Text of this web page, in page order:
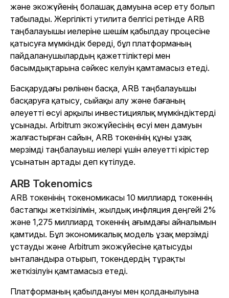
және экожүйенің болашақ дамуына әсер ету болып
табылады. Жергілікті утилита белгісі ретінде ARB
таңбалауышы иелеріне шешім қабылдау процесіне
қатысуға мүмкіндік береді, бұл платформаның
пайдаланушылардың қажеттіліктері мен
басымдықтарына сәйкес келуін қамтамасыз етеді.
Басқарудағы рөлінен басқа, ARB таңбалауышы
басқаруға қатысу, сыйақы алу және бағаның
әлеуетті өсуі арқылы инвестициялық мүмкіндіктерді
ұсынады. Arbitrum экожүйесінің өсуі мен дамуын
жалғастырған сайын, ARB токенінің құны ұзақ
мерзімді таңбалауыш иелері үшін әлеуетті кірістер
ұсынатын артады деп күтілуде.
ARB Tokenomics
ARB токенінің токеномикасы 10 миллиард токеннің
бастапқы жеткізілімін, жылдық инфляция деңгейі 2%
және 1,275 миллиард токеннің ағымдағы айналымын
қамтиды. Бұл экономикалық модель ұзақ мерзімді
ұстауды және Arbitrum экожүйесіне қатысуды
ынталандыра отырып, токендердің тұрақты
жеткізілуін қамтамасыз етеді.
Платформаның қабылдануы мен қолданылуына